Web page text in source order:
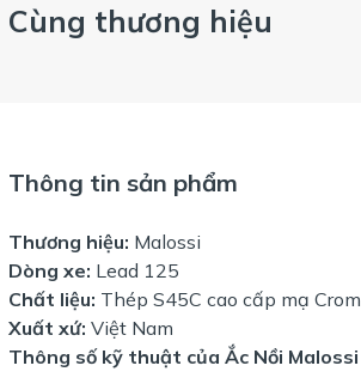
Cùng thương hiệu
Thông tin sản phẩm
Thương hiệu: Malossi
Dòng xe: Lead 125
Chất liệu: Thép S45C cao cấp mạ Crom
Xuất xứ: Việt Nam
Thông số kỹ thuật của Ắc Nồi Malossi